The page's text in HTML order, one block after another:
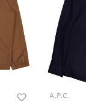
A.P.C.